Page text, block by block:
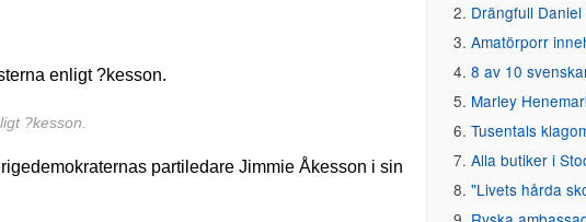
?kesson.
partiledare Jimmie Åkesson i sin
Drängfull
Amatörporr
8 av 10
Marley
Tusentals
Alla butiker i
"Livets hårda